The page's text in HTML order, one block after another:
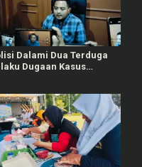
Dalami Dua Terduga
Dugaan Kasus